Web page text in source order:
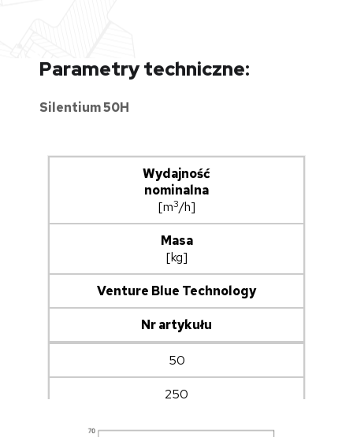
Parametry techniczne:
Silentium 50H
Wydajność
nominalna
[m3/h]
Masa
[kg]
Venture Blue Technology
Nr artykułu
50
250
TAK